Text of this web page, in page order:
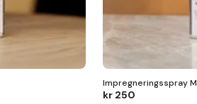
Impregneringsspray
kr 250